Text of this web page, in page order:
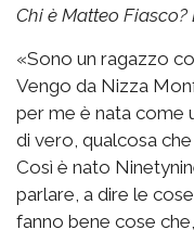
Chi è Matteo
«Sono un ragazzo
Vengo da Nizza
per me è nata come
di vero, qualcosa
Così è nato
parlare, a dire le
fanno bene cose